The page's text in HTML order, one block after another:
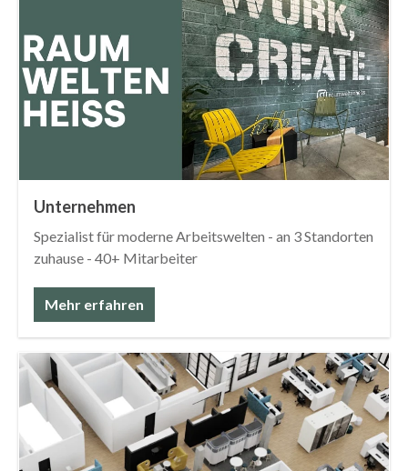
Unternehmen
Spezialist für moderne Arbeitswelten - an 3 Standorten
zuhause - 40+ Mitarbeiter
Mehr erfahren